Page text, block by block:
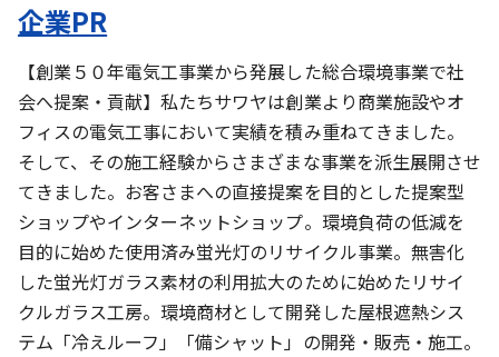
企業PR
【創業５０年電気工事業から発展した総合環境事業で社
会へ提案・貢献】私たちサワヤは創業より商業施設やオ
フィスの電気工事において実績を積み重ねてきました。
そして、その施工経験からさまざまな事業を派生展開させ
てきました。お客さまへの直接提案を目的とした提案型
ショップやインターネットショップ。環境負荷の低減を
目的に始めた使用済み蛍光灯のリサイクル事業。無害化
した蛍光灯ガラス素材の利用拡大のために始めたリサイ
クルガラス工房。環境商材として開発した屋根遮熱シス
テム「冷えルーフ」「備シャット」の開発・販売・施工。